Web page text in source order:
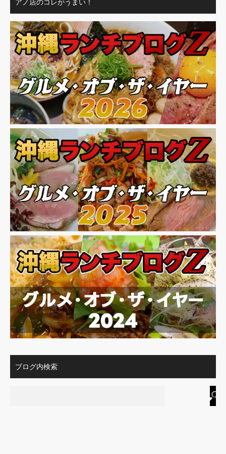
アノ店のコレがうまい！
ブログ内検索